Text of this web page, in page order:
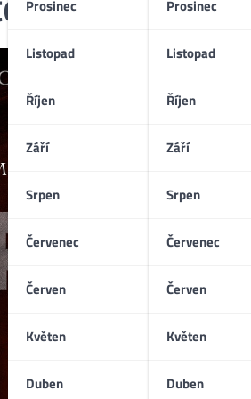
Prosinec
Listopad
Říjen
Září
Srpen
Červenec
Červen
Květen
Duben
Prosinec
Listopad
Říjen
Září
Srpen
Červenec
Červen
Květen
Duben